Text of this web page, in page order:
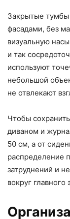
Закрытые
фасадами, без
визуальную
и так
используют
небольшой
не отвлекают
Чтобы
диваном и
50 см, а от
распределение
затруднений и
вокруг главного